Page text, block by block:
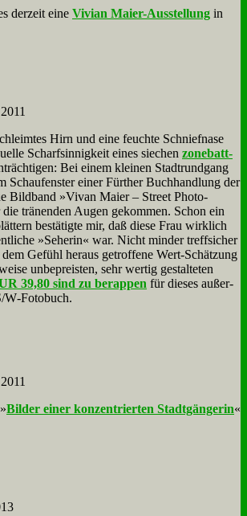
der­zeit ei­ne Vi­vi­an Mai­er-Aus­stel­lung in
Hirn und ei­ne feuch­te Schnief­na­se
Scharf­sin­nig­keit ei­nes sie­chen zone­batt­
Bei ei­nem klei­nen Stadt­rund­gang
Schau­fen­ster ei­ner Für­ther Buch­hand­lung der
Bild­band »Vi­van Mai­er – Street Pho­to­
die trä­nen­den Au­gen ge­kom­men. Schon ein
be­stä­tig­te mir, daß die­se Frau wirk­lich
»Se­he­rin« war. Nicht min­der treff­si­cher
Ge­fühl her­aus ge­trof­fe­ne Wert-Schät­zung
un­be­preis­ten, sehr wer­tig ge­stal­te­ten
39,80 sind zu be­rap­pen für die­ses au­ßer­
W‑Fotobuch.
Bil­der ei­ner kon­zen­trier­ten Stadt­gän­ge­rin«